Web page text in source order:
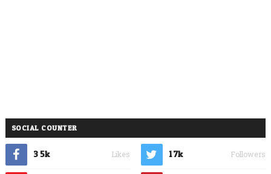
SOCIAL COUNTER
3.5k Likes 1.7k Followers